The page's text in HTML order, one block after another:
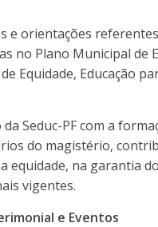
e orientações
no Plano Municipal de
Equidade, Educação
Seduc-PF com a
do magistério,
equidade, na garantia
vigentes.
e Eventos